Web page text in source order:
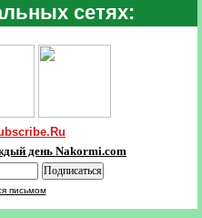
сетях:
день Nakormi.com
письмом